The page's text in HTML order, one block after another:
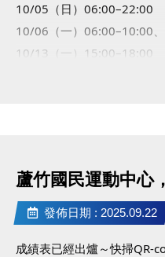
10/05（日）06:00–22:00
10/06（一）06:00–10:00
10/13（一）15:00–18:00
蘆竹國民運動中心
發佈日期 : 2025.09.22
成績表已經出爐～快掃QR-